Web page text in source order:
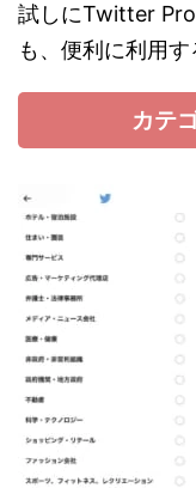
試しにTwitter
も、便利に利用す
カテ